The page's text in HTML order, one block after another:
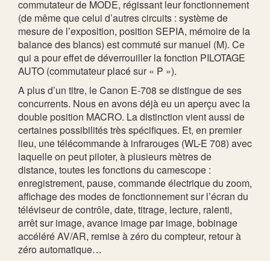
commutateur de MODE, régissant leur fonctionnement
(de même que celui d’autres circuits : système de
mesure de l’exposition, position SEPIA, mémoire de la
balance des blancs) est commuté sur manuel (M). Ce
qui a pour effet de déverrouiller la fonction PILOTAGE
AUTO (commutateur placé sur « P »).
A plus d’un titre, le Canon E-708 se distingue de ses
concurrents. Nous en avons déjà eu un aperçu avec la
double position MACRO. La distinction vient aussi de
certaines possibilités très spécifiques. Et, en premier
lieu, une télécommande à infrarouges (WL-E 708) avec
laquelle on peut piloter, à plusieurs mètres de
distance, toutes les fonctions du camescope :
enregistrement, pause, commande électrique du zoom,
affichage des modes de fonctionnement sur l’écran du
téléviseur de contrôle, date, titrage, lecture, ralenti,
arrêt sur image, avance image par image, bobinage
accéléré AV/AR, remise à zéro du compteur, retour à
zéro automatique…